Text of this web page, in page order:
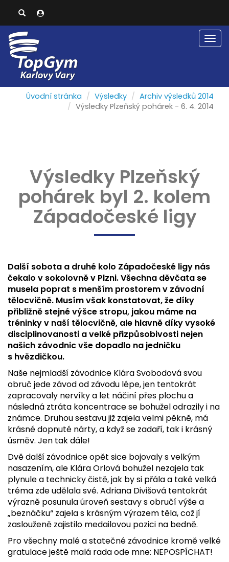
Úvodní stránka Výsledky
Archiv výsledků 2014
Výsledky Plzeňský pohárek - 6. 4. 2014
Výsledky Plzeňský
pohárek byl 2. kolem
Západočeské ligy
Další sobota a druhé kolo Západočeské ligy nás
čekalo v sokolovně v Plzni. Všechna děvčata se
musela poprat s menším prostorem v závodní
tělocvičně. Musím však konstatovat, že díky
přibližně stejné výšce stropu, jakou máme na
tréninky v naší tělocvičně, ale hlavně díky vysoké
disciplinovanosti a velké přizpůsobivosti nejen
našich závodnic vše dopadlo na jedničku
s hvězdičkou.
Naše nejmladší závodnice Klára Svobodová svou
obruč jede závod od závodu lépe, jen tentokrát
zapracovaly nervíky a let náčiní přes plochu a
následná ztráta koncentrace se bohužel odrazily i na
známce. Druhou sestavu již zajela velmi pěkně, má
krásné dopnuté nárty, a když se zadaří, tak i krásný
úsměv. Jen tak dále!
Dvě další závodnice opět sice bojovaly s velkým
nasazením, ale Klára Orlová bohužel nezajela tak
plynule a technicky čistě, jak by si přála a také velká
tréma zde udělala své. Adriana Divišová tentokrát
výrazně posunula úroveň sestavy s obručí výše a
„beznáčku“ zajela s krásným výrazem těla, což jí
zaslouženě zajistilo medailovou pozici na bedně.
Pro všechny malé a statečné závodnice kromě velké
gratulace ještě malá rada ode mne: NEPOSPÍCHAT!